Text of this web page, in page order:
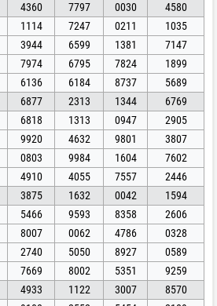
4360 7797 0030
4580
1114 7247 0211
1035
3944 6599 1381
7147
7974 6795 7824
1899
6136 6184 8737
5689
6877 2313 1344
6769
6818 1313 0947
2905
9920 4632 9801
3807
0803 9984 1604
7602
4910 4055 7557
2446
3875 1632 0042
1594
5466 9593 8358
2606
8007 0062 4786
0328
2740 5050 8927
0589
7669 8002 5351
9259
4933 1122 3007
8570